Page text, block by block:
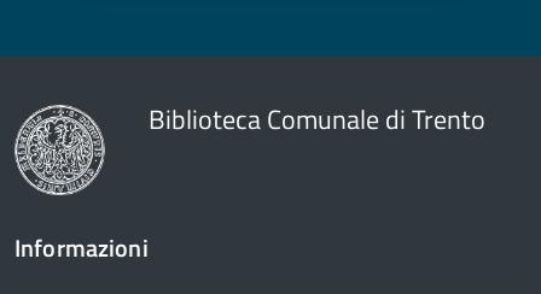
Biblioteca Comunale di Trento
Informazioni